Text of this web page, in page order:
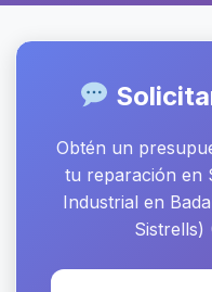
Obtén un
tu reparación en
Industrial en
Sistrells)